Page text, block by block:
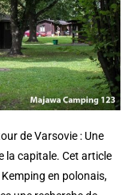
de Varsovie : Une
la capitale. Cet article
en polonais,